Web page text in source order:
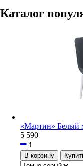
Каталог
«Мартин» Белый
5 590